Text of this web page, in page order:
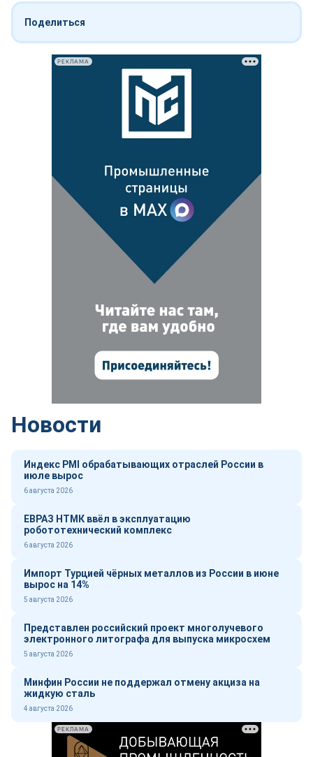
Поделиться
РЕКЛАМА
Новости
Индекс PMI обрабатывающих отраслей России в
июле вырос
6 августа 2026
ЕВРАЗ НТМК ввёл в эксплуатацию
робототехнический комплекс
6 августа 2026
Импорт Турцией чёрных металлов из России в июне
вырос на 14%
5 августа 2026
Представлен российский проект многолучевого
электронного литографа для выпуска микросхем
5 августа 2026
Минфин России не поддержал отмену акциза на
жидкую сталь
4 августа 2026
РЕКЛАМА